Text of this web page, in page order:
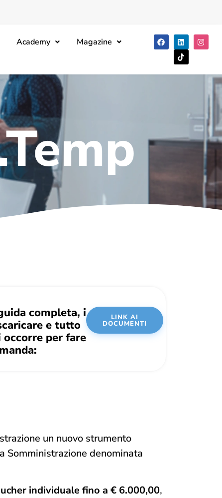
Academy
Magazine
completa, i
e tutto
per fare
LINK AI
DOCUMENTI
un nuovo strumento
Somministrazione denominata
individuale fino a € 6.000,00,